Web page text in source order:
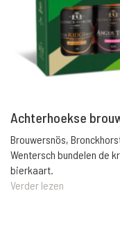
Achterhoekse
Brouwersnös,
Wentersch bundelen de
bierkaart.
Verder lezen